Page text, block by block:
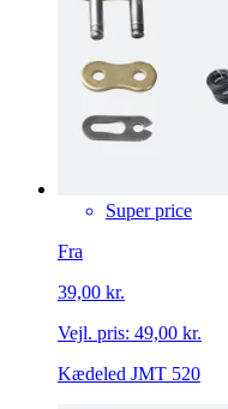
Super price
Fra
39,00 kr.
Vejl. pris: 49,00 kr.
Kædeled JMT 520